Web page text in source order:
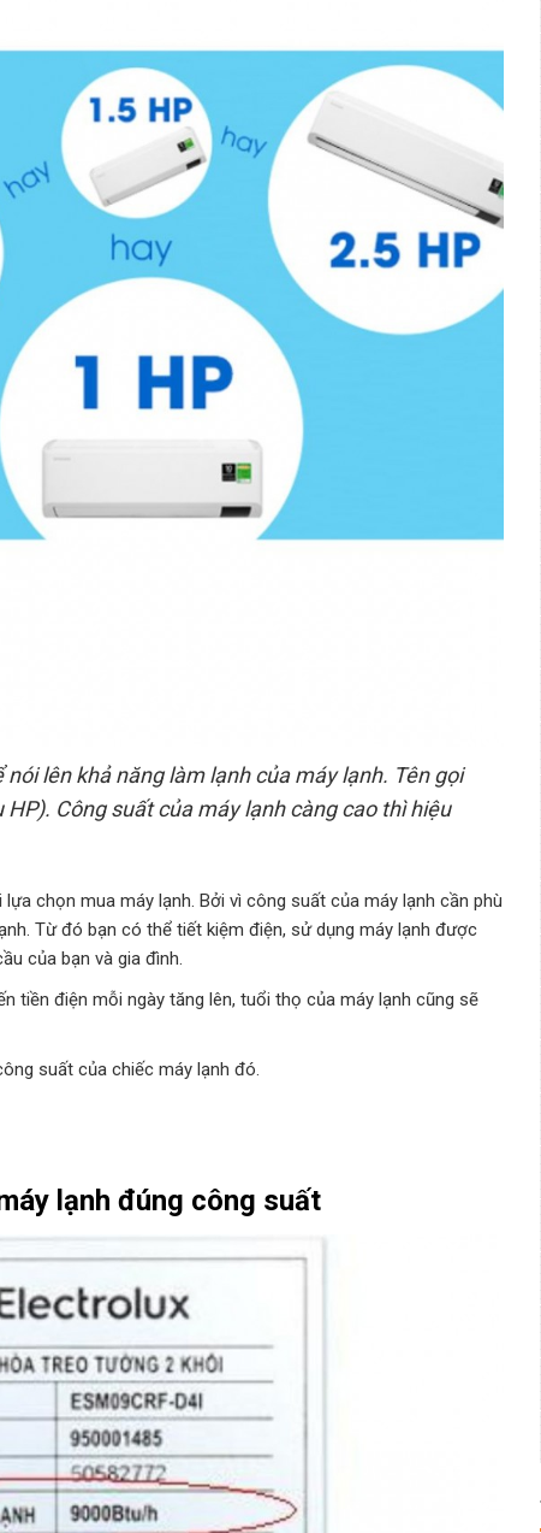
lên khả năng làm lạnh của máy lạnh. Tên gọi
Công suất của máy lạnh càng cao thì hiệu
chọn mua máy lạnh. Bởi vì công suất của máy lạnh cần phù
Từ đó bạn có thể tiết kiệm điện, sử dụng máy lạnh được
của bạn và gia đình.
tiền điện mỗi ngày tăng lên, tuổi thọ của máy lạnh cũng sẽ
suất của chiếc máy lạnh đó.
lạnh đúng công suất